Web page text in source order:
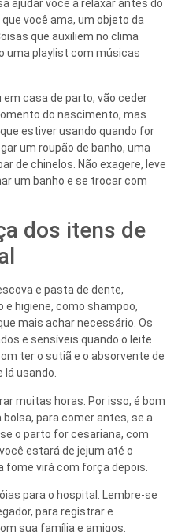
ajudar você a relaxar antes do
você ama, um objeto da
que auxiliem no clima
uma playlist com músicas
casa de parto, vão ceder
do nascimento, mas
estiver usando quando for
um roupão de banho, uma
de chinelos. Não exagere, leve
um banho e se trocar com
dos itens de
e pasta de dente,
higiene, como shampoo,
mais achar necessário. Os
e sensíveis quando o leite
ter o sutiã e o absorvente de
lá usando.
muitas horas. Por isso, é bom
para comer antes, se a
o parto for cesariana, com
estará de jejum até o
virá com força depois.
para o hospital. Lembre-se
para registrar e
sua família e amigos.